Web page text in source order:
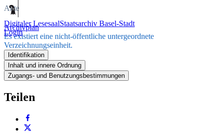
Digitaler LesesaalStaatsarchiv Basel-Stadt
Login
Akte
Archivplan
Es existiert eine nicht-öffentliche untergeordnete
Verzeichnungseinheit.
Identifikation
Inhalt und innere Ordnung
Zugangs- und Benutzungsbestimmungen
Teilen